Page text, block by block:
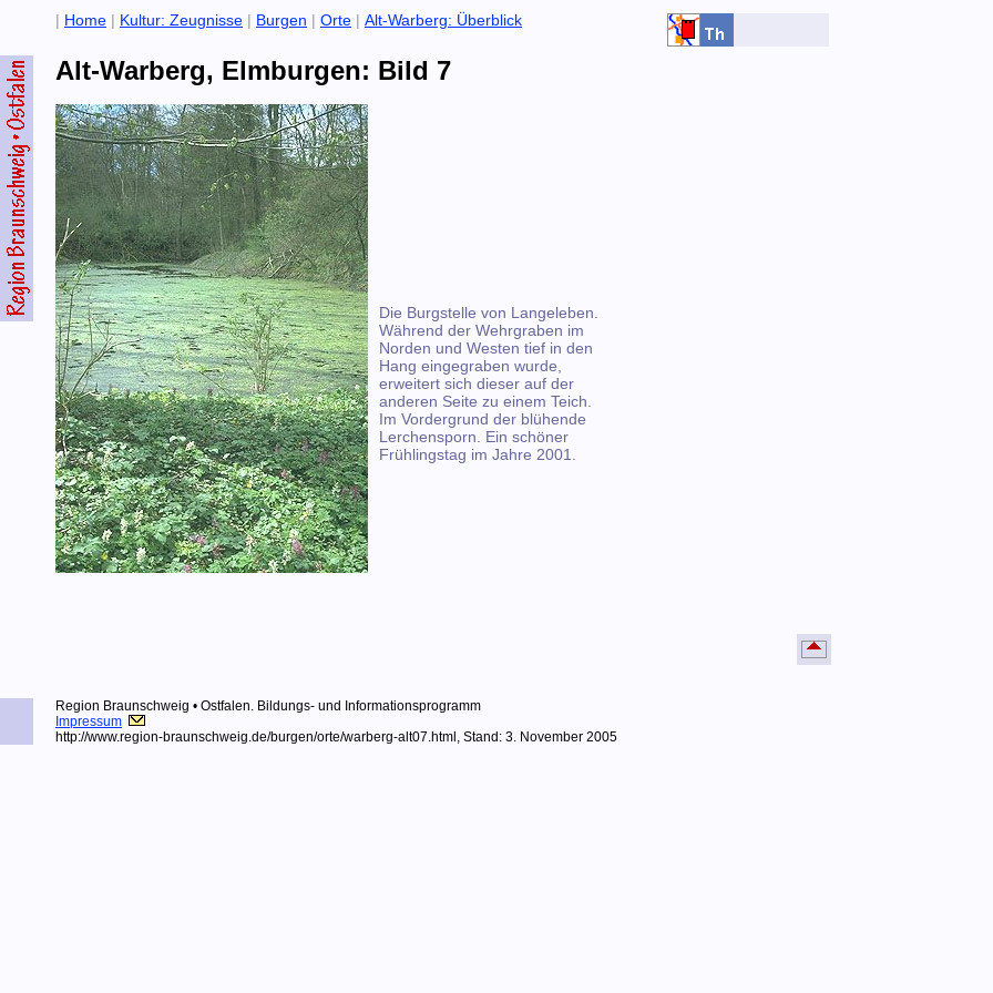
| Home | Kultur: Zeugnisse | Burgen | Orte | Alt-Warberg: Überblick
Alt-Warberg, Elmburgen: Bild 7
Die Burgstelle von Langeleben.
Während der Wehrgraben im
Norden und Westen tief in den
Hang eingegraben wurde,
erweitert sich dieser auf der
anderen Seite zu einem Teich.
Im Vordergrund der blühende
Lerchensporn. Ein schöner
Frühlingstag im Jahre 2001.
Region Braunschweig • Ostfalen. Bildungs- und Informationsprogramm
Impressum
http://www.region-braunschweig.de/burgen/orte/warberg-alt07.html, Stand: 3. November 2005